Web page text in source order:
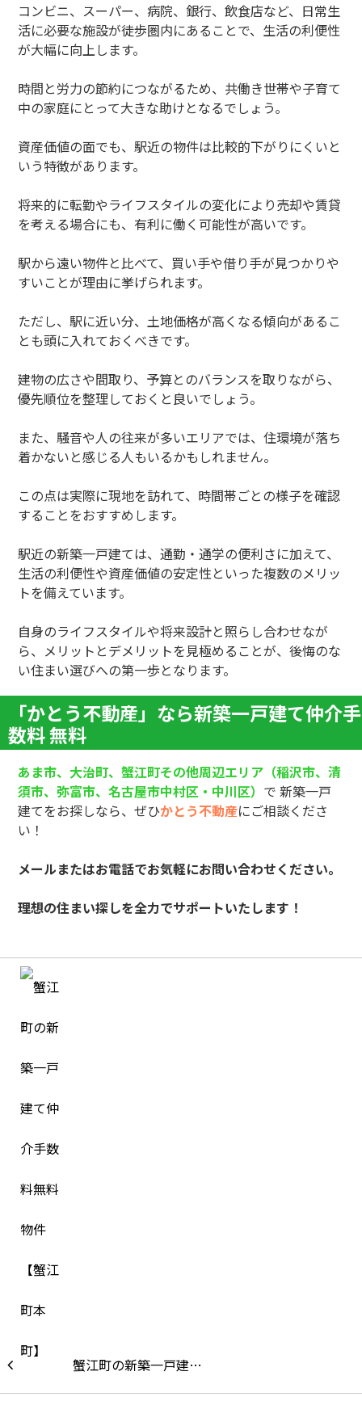
コンビニ、スーパー、病院、銀行、飲食店など、日常生
活に必要な施設が徒歩圏内にあることで、生活の利便性
が大幅に向上します。
時間と労力の節約につながるため、共働き世帯や子育て
中の家庭にとって大きな助けとなるでしょう。
資産価値の面でも、駅近の物件は比較的下がりにくいと
いう特徴があります。
将来的に転勤やライフスタイルの変化により売却や賃貸
を考える場合にも、有利に働く可能性が高いです。
駅から遠い物件と比べて、買い手や借り手が見つかりや
すいことが理由に挙げられます。
ただし、駅に近い分、土地価格が高くなる傾向があるこ
とも頭に入れておくべきです。
建物の広さや間取り、予算とのバランスを取りながら、
優先順位を整理しておくと良いでしょう。
また、騒音や人の往来が多いエリアでは、住環境が落ち
着かないと感じる人もいるかもしれません。
この点は実際に現地を訪れて、時間帯ごとの様子を確認
することをおすすめします。
駅近の新築一戸建ては、通勤・通学の便利さに加えて、
生活の利便性や資産価値の安定性といった複数のメリッ
トを備えています。
自身のライフスタイルや将来設計と照らし合わせなが
ら、メリットとデメリットを見極めることが、後悔のな
い住まい選びへの第一歩となります。
「かとう不動産」なら新築一戸建て仲介手
数料 無料
あま市、大治町、蟹江町その他周辺エリア（稲沢市、清
須市、弥富市、名古屋市中村区・中川区） で 新築一戸
建てをお探しなら、ぜひかとう不動産にご相談くださ
い！
メールまたはお電話でお気軽にお問い合わせください。
理想の住まい探しを全力でサポートいたします！
蟹江町の新築一戸建…